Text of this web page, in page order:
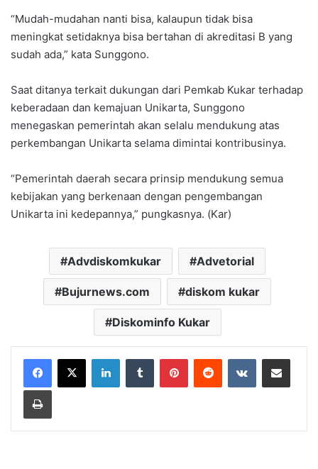
“Mudah-mudahan nanti bisa, kalaupun tidak bisa
meningkat setidaknya bisa bertahan di akreditasi B yang
sudah ada,” kata Sunggono.
Saat ditanya terkait dukungan dari Pemkab Kukar terhadap
keberadaan dan kemajuan Unikarta, Sunggono
menegaskan pemerintah akan selalu mendukung atas
perkembangan Unikarta selama dimintai kontribusinya.
“Pemerintah daerah secara prinsip mendukung semua
kebijakan yang berkenaan dengan pengembangan
Unikarta ini kedepannya,” pungkasnya. (Kar)
Advdiskomkukar Advetorial
Bujurnews.com diskom kukar
Diskominfo Kukar
LinkedInTumblr PinterestReddit VKontakteShare via Email
Print